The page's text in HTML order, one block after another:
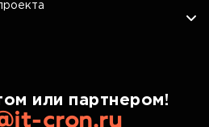
или партнером!
cron.ru